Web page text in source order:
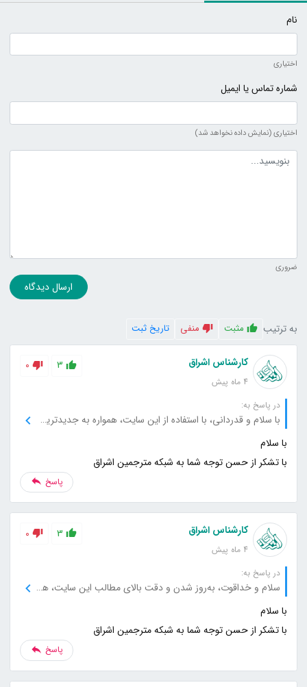
نام
اختیاری
شماره تماس یا ایمیل
اختیاری (نمایش داده نخواهد شد)
متن دیدگاه
ضروری
ارسال دیدگاه
به ترتیب مثبت منفی تاریخ ثبت
کارشناس اشراق
4 ماه پیش
3
0
در پاسخ به:
با سلام و قدردانی، با استفاده از این سایت، همواره به جدیدترین و معتبرترین اطلاعات دسترسی دارم، از شما بابت این پشتیبانی فوق‌العاده متشکرم.
با تشکر از حسن توجه شما به شبکه مترجمین اشراق
پاسخ
کارشناس اشراق
4 ماه پیش
3
0
در پاسخ به:
سلام و خداقوت، به‌روز شدن و دقت بالای مطالب این سایت، همیشه باعث رضایت من می‌شود، از این جهت بسیار سپاسگزارم.
با تشکر از حسن توجه شما به شبکه مترجمین اشراق
پاسخ